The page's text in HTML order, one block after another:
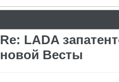
Re: LADA
новой Весты